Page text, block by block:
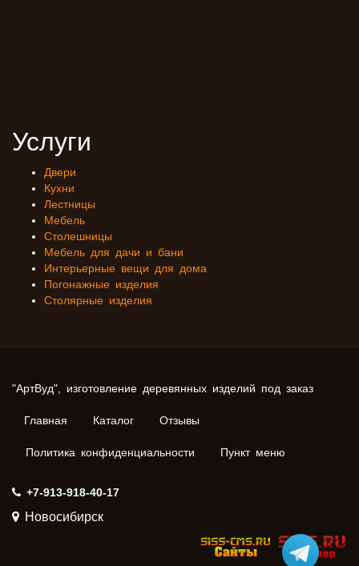
Услуги
Двери
Кухни
Лестницы
Мебель
Столешницы
Мебель для дачи и бани
Интерьерные вещи для дома
Погонажные изделия
Столярные изделия
"АртВуд", изготовление деревянных изделий под заказ
Главная Каталог Отзывы
Политика конфиденциальности Пункт меню
+7-913-918-40-17
Новосибирск